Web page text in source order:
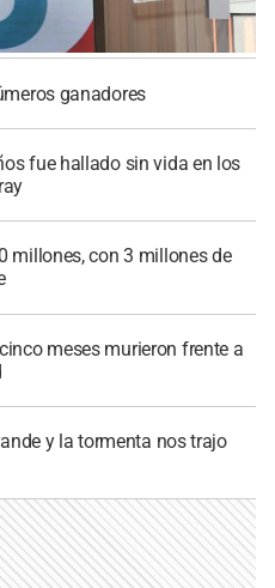
ganadores
fue hallado sin vida en los
millones, con 3 millones de
meses murieron frente a
y la tormenta nos trajo